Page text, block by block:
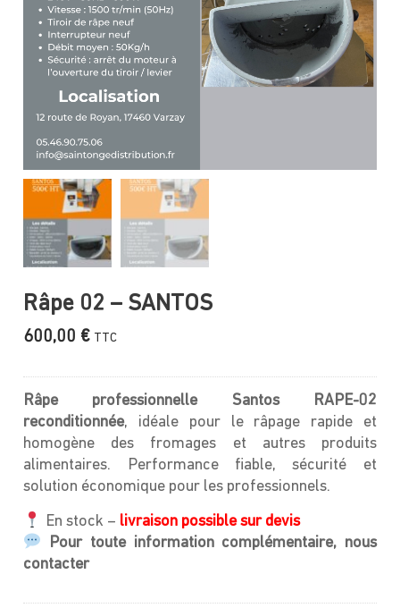
Râpe 02 – SANTOS
600,00 € TTC
Râpe professionnelle Santos RAPE-02
reconditionnée, idéale pour le râpage rapide et
homogène des fromages et autres produits
alimentaires. Performance fiable, sécurité et
solution économique pour les professionnels.
En stock – livraison possible sur devis
Pour toute information complémentaire, nous
contacter